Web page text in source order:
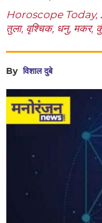
Horoscope Today,
तुला, वृश्चिक, धनु, मकर,
By विशाल दुबे